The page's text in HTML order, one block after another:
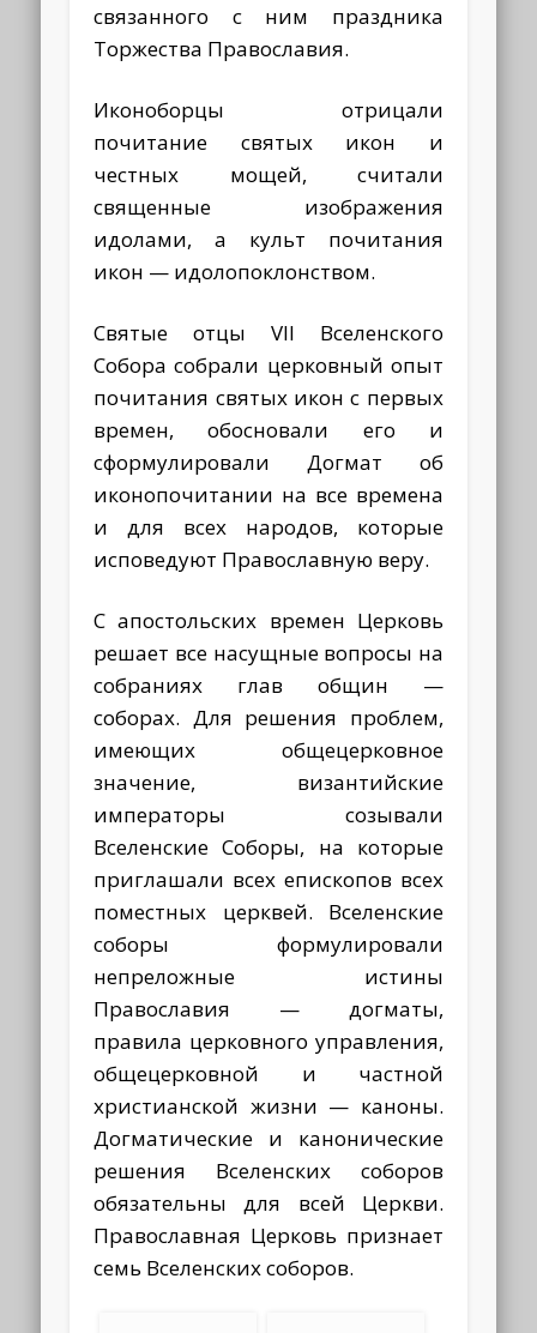
связанного с ним праздника
Торжества Православия.
Иконоборцы отрицали
почитание святых икон и
честных мощей, считали
священные изображения
идолами, а культ почитания
икон — идолопоклонством.
Святые отцы VII Вселенского
Собора собрали церковный опыт
почитания святых икон с первых
времен, обосновали его и
сформулировали Догмат об
иконопочитании на все времена
и для всех народов, которые
исповедуют Православную веру.
С апостольских времен Церковь
решает все насущные вопросы на
собраниях глав общин —
соборах. Для решения проблем,
имеющих общецерковное
значение, византийские
императоры созывали
Вселенские Соборы, на которые
приглашали всех епископов всех
поместных церквей. Вселенские
соборы формулировали
непреложные истины
Православия — догматы,
правила церковного управления,
общецерковной и частной
христианской жизни — каноны.
Догматические и канонические
решения Вселенских соборов
обязательны для всей Церкви.
Православная Церковь признает
семь Вселенских соборов.